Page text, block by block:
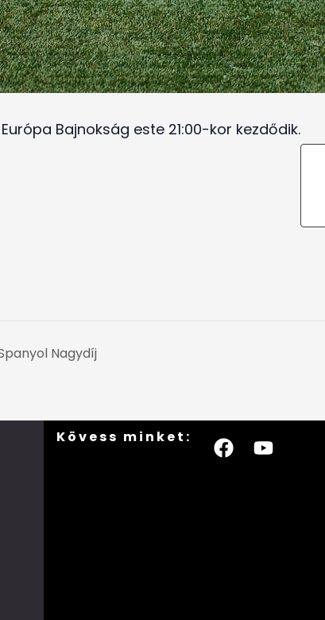
Bajnokság este 21:00-kor kezdődik.
Nagydíj
Kövess minket: